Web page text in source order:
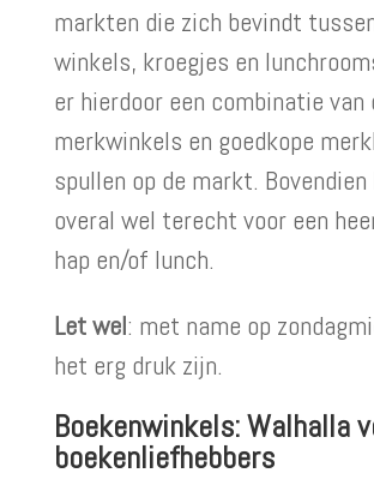
markten die zich bevindt
winkels, kroegjes en
er hierdoor een combinatie van
merkwinkels en goedkope
spullen op de markt. Bovendien
overal wel terecht voor een
hap en/of lunch.
Let wel: met name op
het erg druk zijn.
Boekenwinkels: Walhalla
boekenliefhebbers